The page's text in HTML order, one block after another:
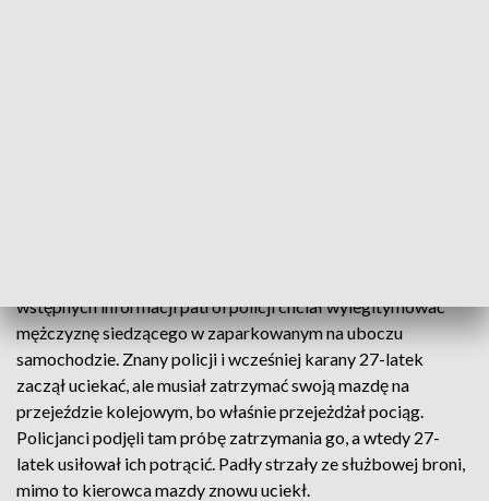
wstępnych informacji patrol policji chciał wylegitymować
mężczyznę siedzącego w zaparkowanym na uboczu
samochodzie. Znany policji i wcześniej karany 27-latek
zaczął uciekać, ale musiał zatrzymać swoją mazdę na
przejeździe kolejowym, bo właśnie przejeżdżał pociąg.
Policjanci podjęli tam próbę zatrzymania go, a wtedy 27-
latek usiłował ich potrącić. Padły strzały ze służbowej broni,
mimo to kierowca mazdy znowu uciekł.